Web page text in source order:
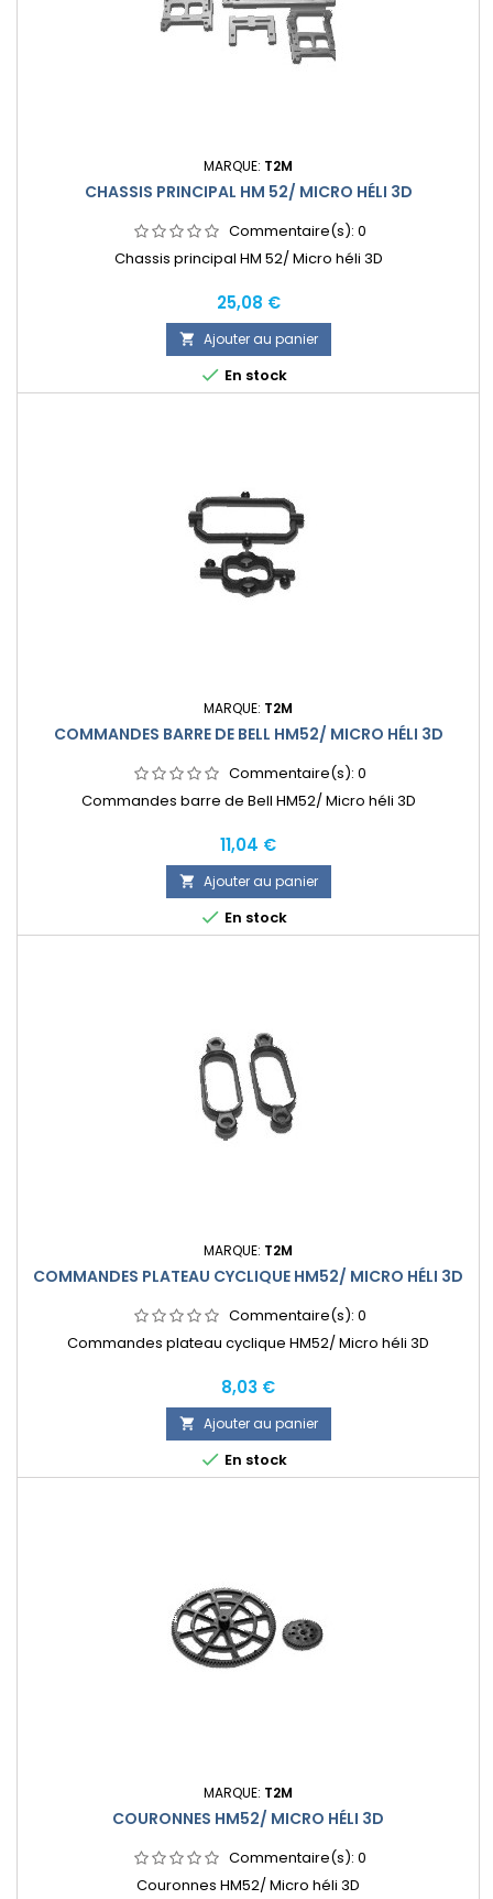
MARQUE: T2M
CHASSIS PRINCIPAL HM 52/ MICRO HÉLI 3D
Commentaire(s): 0
Chassis principal HM 52/ Micro héli 3D
Prix
25,08 €
 Ajouter au panier
 En stock
MARQUE: T2M
COMMANDES BARRE DE BELL HM52/ MICRO HÉLI 3D
Commentaire(s): 0
Commandes barre de Bell HM52/ Micro héli 3D
Prix
11,04 €
 Ajouter au panier
 En stock
MARQUE: T2M
COMMANDES PLATEAU CYCLIQUE HM52/ MICRO HÉLI 3D
Commentaire(s): 0
Commandes plateau cyclique HM52/ Micro héli 3D
Prix
8,03 €
 Ajouter au panier
 En stock
MARQUE: T2M
COURONNES HM52/ MICRO HÉLI 3D
Commentaire(s): 0
Couronnes HM52/ Micro héli 3D